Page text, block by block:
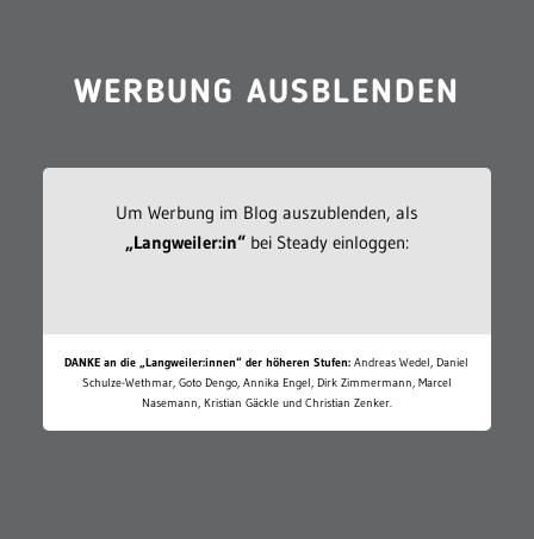
WERBUNG AUSBLENDEN
Um Werbung im Blog auszublenden, als
„Langweiler:in“bei Steady einloggen:
DANKE an die „Langweiler:innen“ der höheren Stufen: Andreas Wedel, Daniel
Schulze-Wethmar, Goto Dengo, Annika Engel, Dirk Zimmermann, Marcel
Nasemann, Kristian Gäckle und Christian Zenker.